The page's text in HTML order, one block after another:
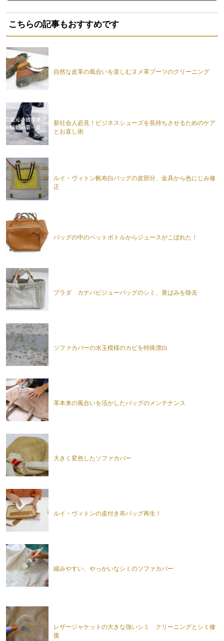
こちらの記事もおすすめです
自然な皮革の風合いを楽しむヌメ革ブーツのクリーニング
新社会人必見！ビジネスシューズを長持ちさせるためのケア
とお直し術
ルイ・ヴィトン帆布白バッグの皮部分、金具から色にじみ修
正
バッグの中のペットボトルからジュースがこぼれた！
プラダ カナパビジューバッグのシミ、黄ばみを除去
ソファカバーの水玉模様のカビを特殊漂白
革本来の風合いを活かしたバッグのメンテナンス
大きく変色したソファカバー
ルイ・ヴィトンの皮付き布バッグ再生！
縮みやすい、やっかいなシミのソファカバー
レザージャケットの大きな強いシミ クリーニングとシミ修
復